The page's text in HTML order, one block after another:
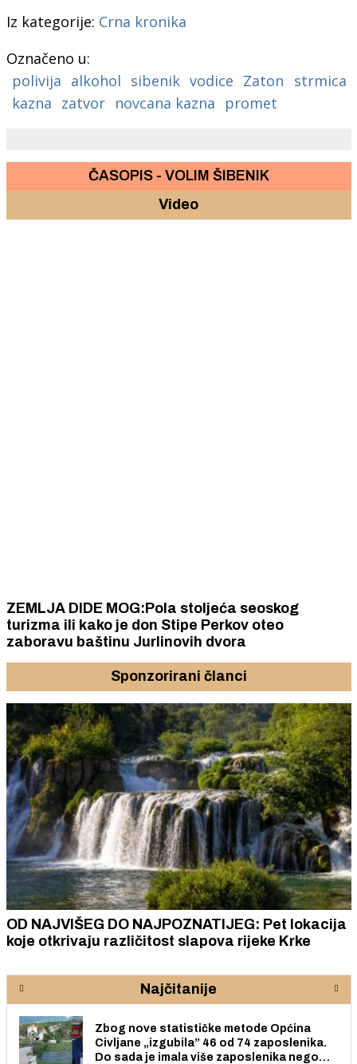
Iz kategorije: Crna kronika
Označeno u:
polivija alkohol sibenik vodice Zaton
strmica
kazna zatvor novcana kazna promet
ČASOPIS - VOLIM ŠIBENIK
Video
ZEMLJA DIDE MOG:Pola stoljeća seoskog
turizma ili kako je don Stipe Perkov oteo
zaboravu baštinu Jurlinovih dvora
Sponzorirani članci
OD NAJVIŠEG DO NAJPOZNATIJEG: Pet lokacija
koje otkrivaju različitost slapova rijeke Krke
Najčitanije
Zbog nove statističke metode Općina
Civljane „izgubila” 46 od 74 zaposlenika.
Do sada je imala više zaposlenika nego